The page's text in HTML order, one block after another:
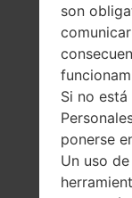
son
Si no
ponerse
Un uso